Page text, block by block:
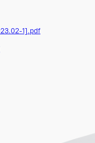
см
см